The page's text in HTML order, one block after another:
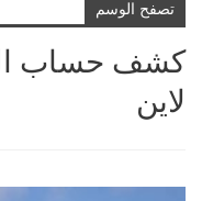
تصفح الوسم
كشف حساب
لاين